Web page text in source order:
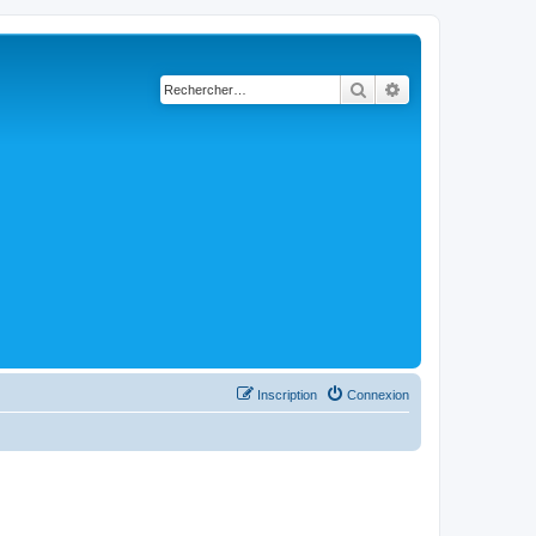
Rechercher
Connexion
Inscription